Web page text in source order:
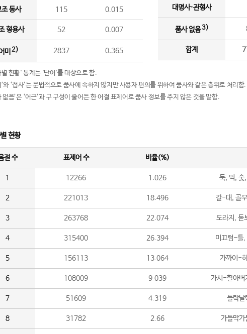
조 동사 115 0.015
형용사 52 0.007
미 2) 2837 0.365
대명사·관형사
품사 없음3)
합계
현황' 통계는 '단어'를 대상으로 함.
와 ‘접사’는 문법적으로 품사에 속하지 않지만 사용자 편의를 위하여 품사와 같은 층위로 처리함.
없음’은 ‘어근’과 구 구성이 줄어든 한 어절 표제어로 품사 정보를 주지 않은 것을 말함.
현황
절 수 표제어 수 비율(%)
1 12266 1.026 둑, 먹, 숯
2 221013 18.496 갈-대, 골
3 263768 22.074 도라지,
4 315400 26.394 미끄럼-틀,
5 156113 13.064 가까이-
6 108009 9.039 가시-할아버
7 51609 4.319 들락
8 31782 2.66 가들막